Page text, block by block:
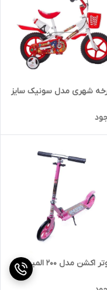
شهری مدل سونیک سایز
مدل 200 المینیومی